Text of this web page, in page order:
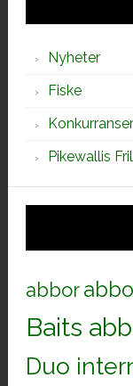
Nyheter
Fiske
Pikewallis
abbor
Baits
Duo